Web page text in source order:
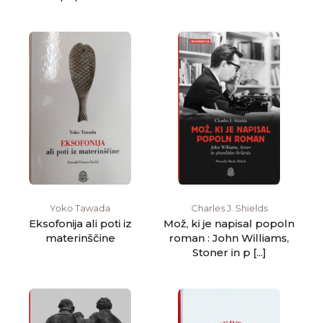
Yoko Tawada
Eksofonija ali poti iz
materinščine
Charles J. Shields
Mož, ki je napisal popoln
roman : John Williams,
Stoner in p [...]